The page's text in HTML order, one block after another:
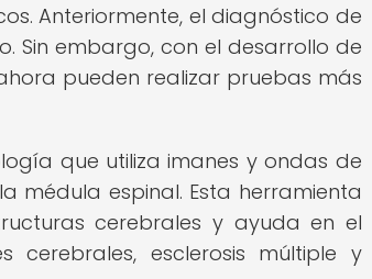
Anteriormente, el diagnóstico de
Sin embargo, con el desarrollo de
pueden realizar pruebas más
que utiliza imanes y ondas de
médula espinal. Esta herramienta
cerebrales y ayuda en el
cerebrales, esclerosis múltiple y